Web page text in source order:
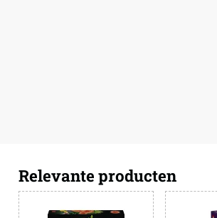
Relevante producten